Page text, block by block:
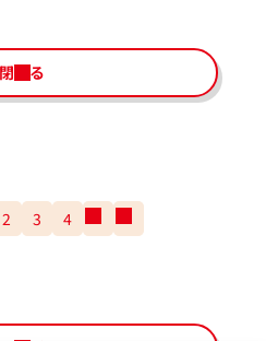
閉じる
2 3 4
の
番
ペ